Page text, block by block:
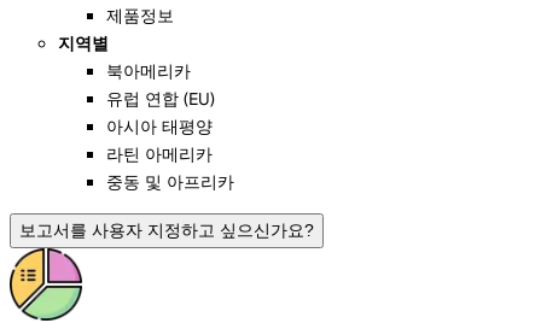
제품정보
지역별
북아메리카
유럽 연합 (EU)
아시아 태평양
라틴 아메리카
중동 및 아프리카
보고서를 사용자 지정하고 싶으신가요?